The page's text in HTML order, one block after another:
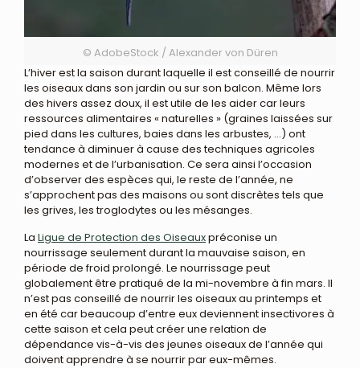
© AdobeStock / Alexander von Düren
L’hiver est la saison durant laquelle il est conseillé de nourrir
les oiseaux dans son jardin ou sur son balcon. Même lors
des hivers assez doux, il est utile de les aider car leurs
ressources alimentaires « naturelles » (graines laissées sur
pied dans les cultures, baies dans les arbustes, …) ont
tendance à diminuer à cause des techniques agricoles
modernes et de l’urbanisation. Ce sera ainsi l’occasion
d’observer des espèces qui, le reste de l’année, ne
s’approchent pas des maisons ou sont discrètes tels que
les grives, les troglodytes ou les mésanges.
La Ligue de Protection des Oiseauxpréconise un
nourrissage seulement durant la mauvaise saison, en
période de froid prolongé. Le nourrissage peut
globalement être pratiqué de la mi-novembre à fin mars. Il
n’est pas conseillé de nourrir les oiseaux au printemps et
en été car beaucoup d’entre eux deviennent insectivores à
cette saison et cela peut créer une relation de
dépendance vis-à-vis des jeunes oiseaux de l’année qui
doivent apprendre à se nourrir par eux-mêmes.